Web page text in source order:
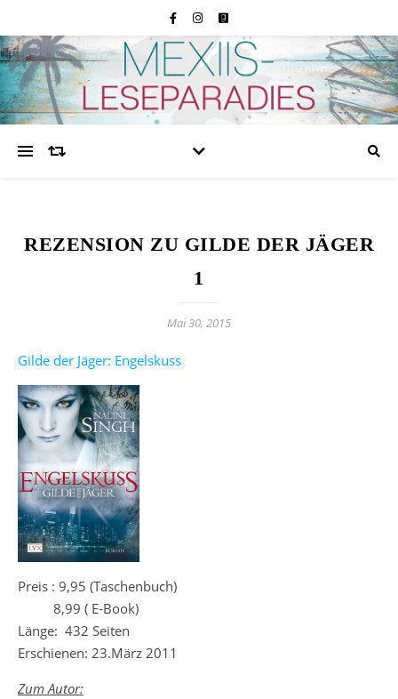
REZENSION ZU GILDE DER JÄGER
1
Mai 30, 2015
Gilde der Jäger: Engelskuss
Preis : 9,95 (Taschenbuch)
8,99 ( E-Book)
Länge: 432 Seiten
Erschienen: 23.März 2011
Zum Autor: